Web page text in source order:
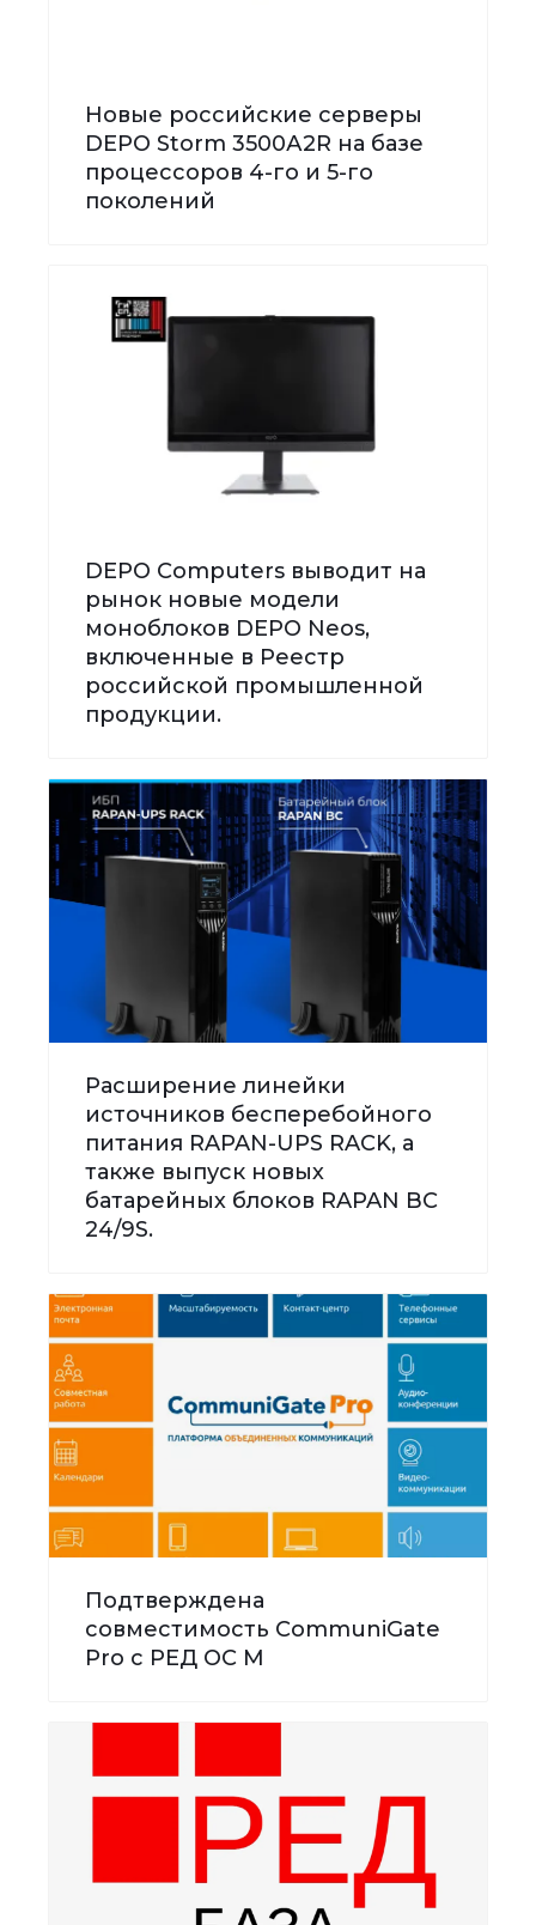
Новые российские серверы
DEPO Storm 3500А2R на базе
процессоров 4-го и 5-го
поколений
DEPO Computers выводит на
рынок новые модели
моноблоков DEPO Neos,
включенные в Реестр
российской промышленной
продукции.
Расширение линейки
источников бесперебойного
питания RAPAN-UPS RACK, а
также выпуск новых
батарейных блоков RAPAN BC
24/9S.
Подтверждена
совместимость CommuniGate
Pro с РЕД ОС М